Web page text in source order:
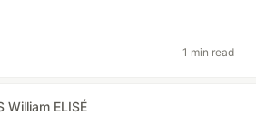
1 min read
William ELISÉ